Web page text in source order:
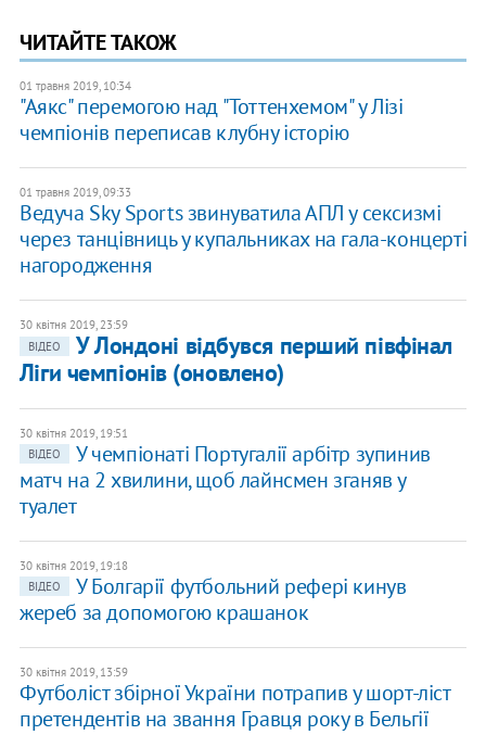
ЧИТАЙТЕ ТАКОЖ
01 травня 2019, 10:34
"Аякс" перемогою над "Тоттенхемом" у Лізі
чемпіонів переписав клубну історію
01 травня 2019, 09:33
Ведуча Sky Sports звинуватила АПЛ у сексизмі
через танцівниць у купальниках на гала-концерті
нагородження
30 квітня 2019, 23:59
ВІДЕО
У Лондоні відбувся перший півфінал
Ліги чемпіонів (оновлено)
30 квітня 2019, 19:51
ВІДЕО
У чемпіонаті Португалії арбітр зупинив
матч на 2 хвилини, щоб лайнсмен зганяв у
туалет
30 квітня 2019, 19:18
ВІДЕО
У Болгарії футбольний рефері кинув
жереб за допомогою крашанок
30 квітня 2019, 13:59
Футболіст збірної України потрапив у шорт-ліст
претендентів на звання Гравця року в Бельгії